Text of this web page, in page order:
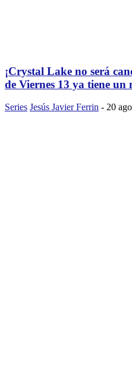
¡Crystal Lake no será
de Viernes 13 ya tiene
Series Jesús Javier Ferrin - 20